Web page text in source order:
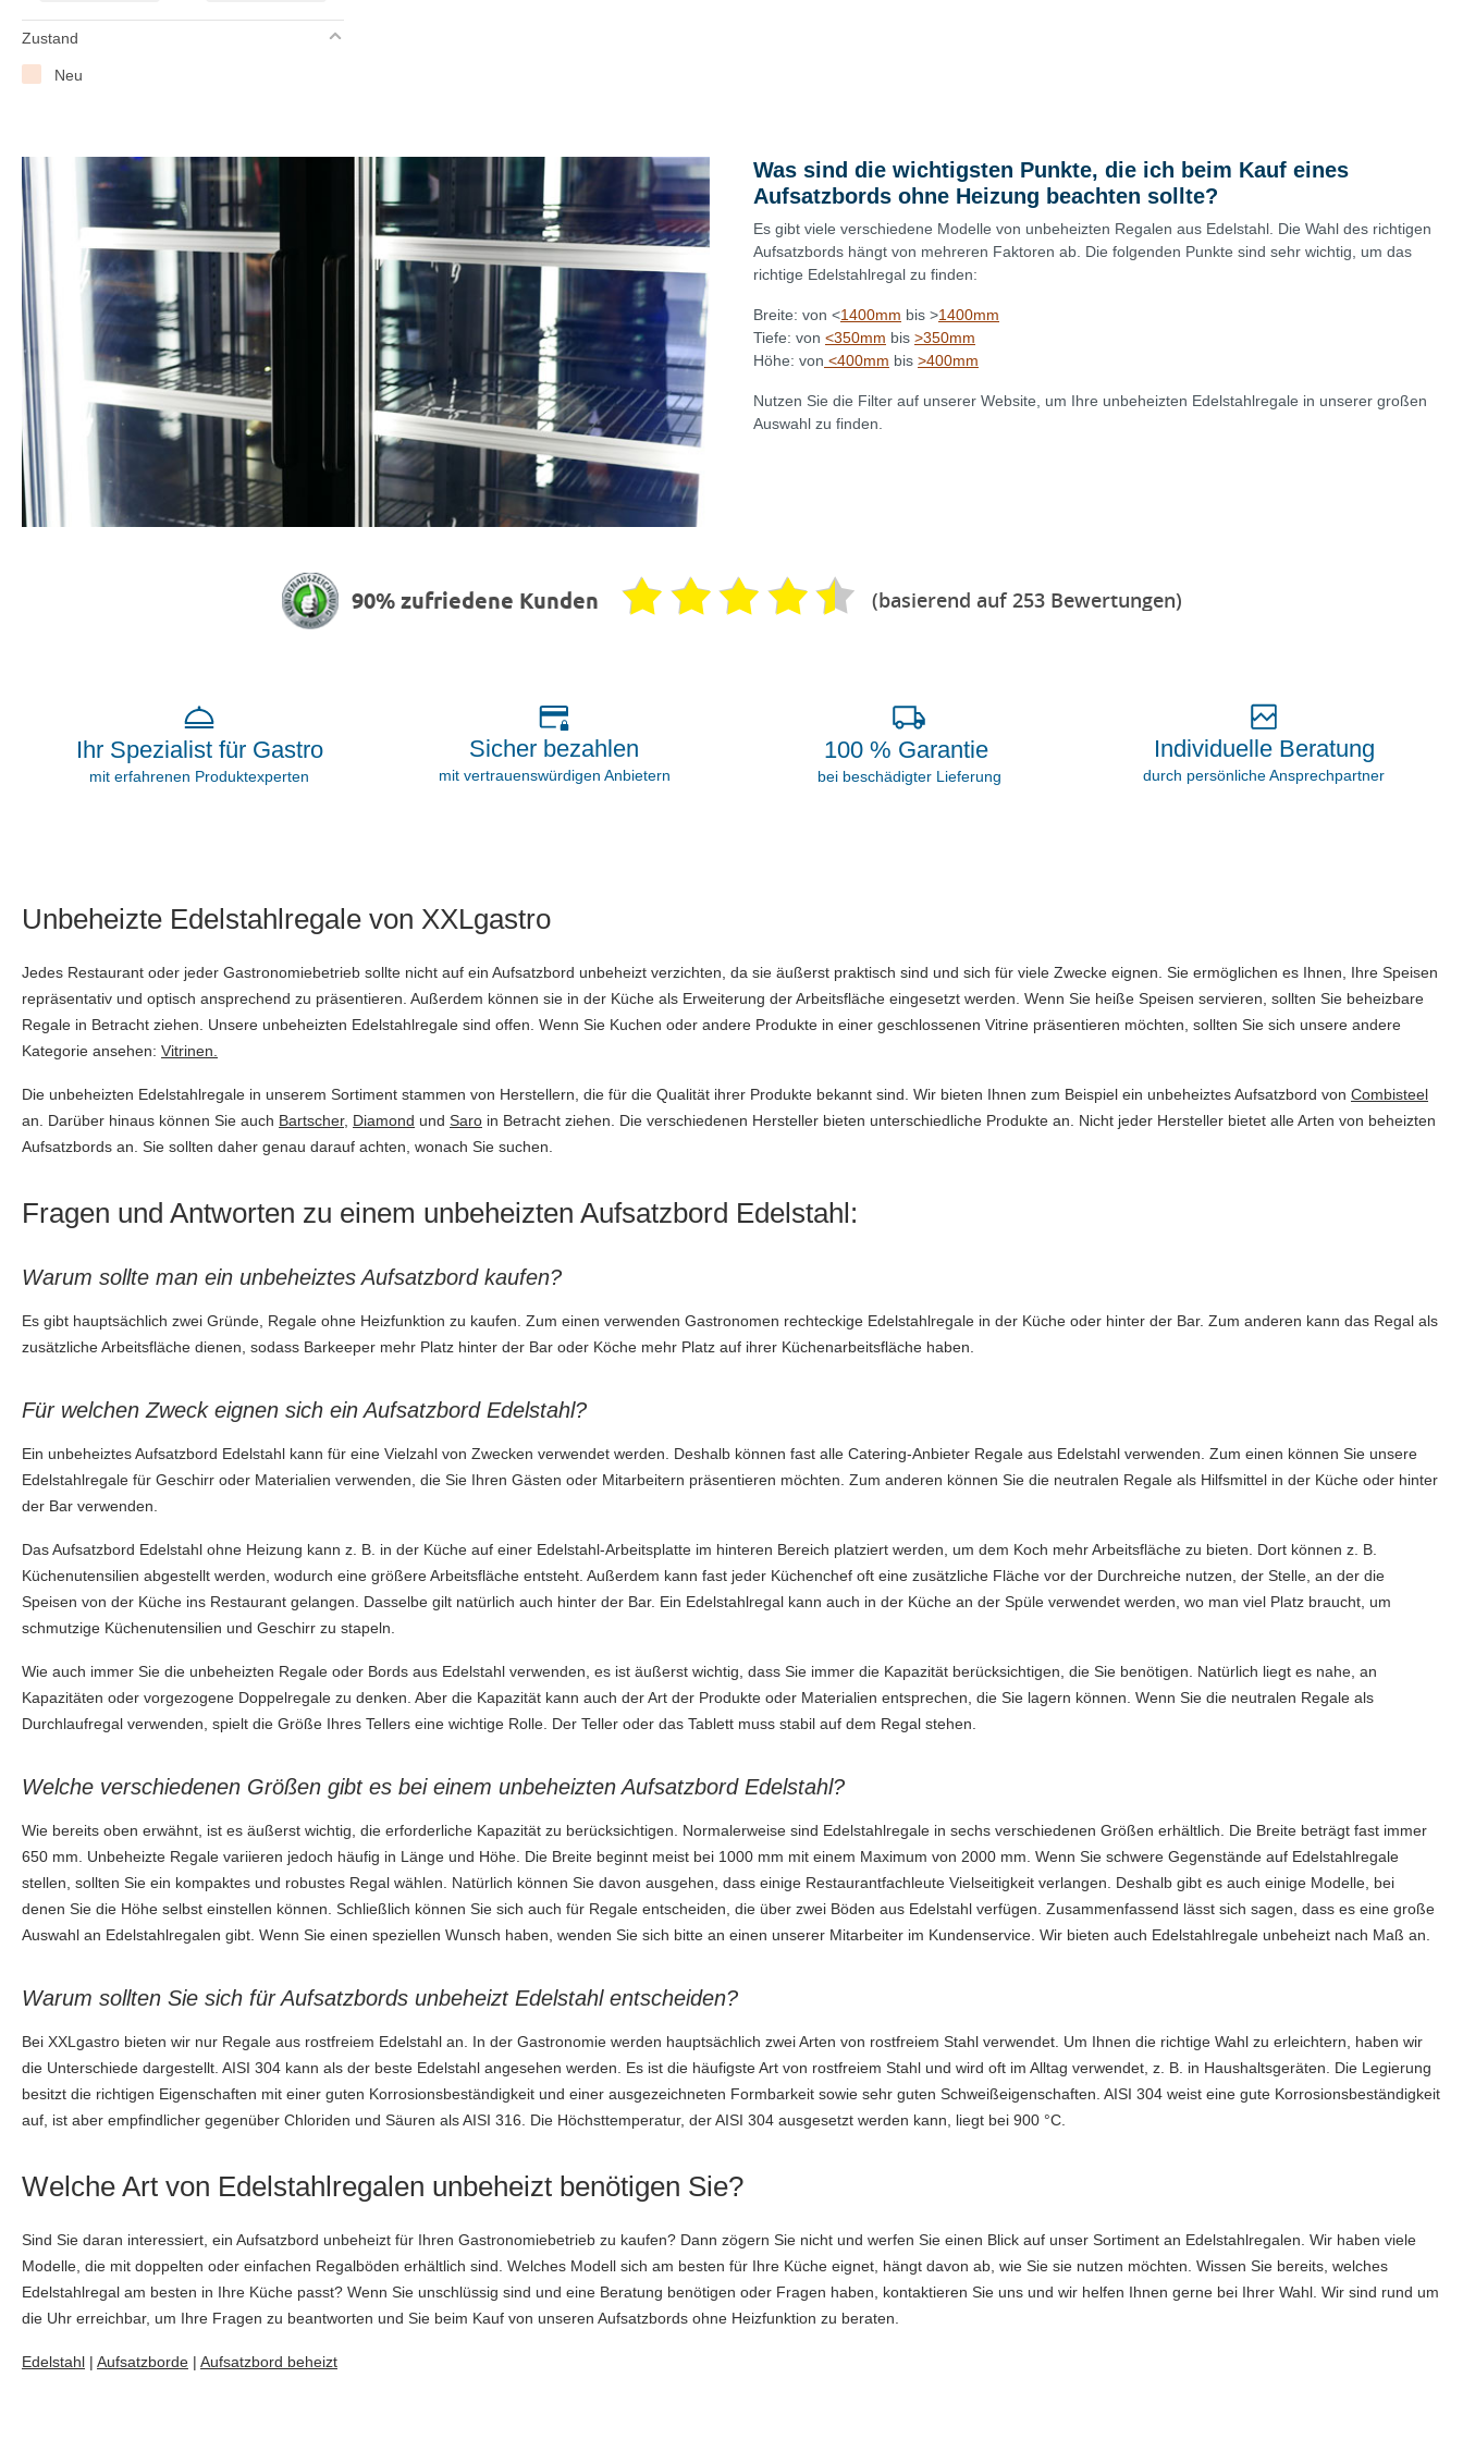
Zustand
Neu
Was sind die wichtigsten Punkte, die ich beim Kauf eines
Aufsatzbords ohne Heizung beachten sollte?
Es gibt viele verschiedene Modelle von unbeheizten Regalen aus Edelstahl. Die Wahl des richtigen
Aufsatzbords hängt von mehreren Faktoren ab. Die folgenden Punkte sind sehr wichtig, um das
richtige Edelstahlregal zu finden:
Breite: von <1400mm bis >1400mm
Tiefe: von <350mm bis >350mm
Höhe: von <400mm bis >400mm
Nutzen Sie die Filter auf unserer Website, um Ihre unbeheizten Edelstahlregale in unserer großen
Auswahl zu finden.
90% zufriedene Kunden (basierend auf 253 Bewertungen)
Ihr Spezialist für Gastro
mit erfahrenen Produktexperten
Sicher bezahlen
mit vertrauenswürdigen Anbietern
100 % Garantie
bei beschädigter Lieferung
Individuelle Beratung
durch persönliche Ansprechpartner
Unbeheizte Edelstahlregale von XXLgastro
Jedes Restaurant oder jeder Gastronomiebetrieb sollte nicht auf ein Aufsatzbord unbeheizt verzichten, da sie äußerst praktisch sind und sich für viele Zwecke eignen. Sie ermöglichen es Ihnen, Ihre Speisen
repräsentativ und optisch ansprechend zu präsentieren. Außerdem können sie in der Küche als Erweiterung der Arbeitsfläche eingesetzt werden. Wenn Sie heiße Speisen servieren, sollten Sie beheizbare
Regale in Betracht ziehen. Unsere unbeheizten Edelstahlregale sind offen. Wenn Sie Kuchen oder andere Produkte in einer geschlossenen Vitrine präsentieren möchten, sollten Sie sich unsere andere
Kategorie ansehen: Vitrinen.
Die unbeheizten Edelstahlregale in unserem Sortiment stammen von Herstellern, die für die Qualität ihrer Produkte bekannt sind. Wir bieten Ihnen zum Beispiel ein unbeheiztes Aufsatzbord von Combisteel
an. Darüber hinaus können Sie auch Bartscher, Diamond und Saro in Betracht ziehen. Die verschiedenen Hersteller bieten unterschiedliche Produkte an. Nicht jeder Hersteller bietet alle Arten von beheizten
Aufsatzbords an. Sie sollten daher genau darauf achten, wonach Sie suchen.
Fragen und Antworten zu einem unbeheizten Aufsatzbord Edelstahl:
Warum sollte man ein unbeheiztes Aufsatzbord kaufen?
Es gibt hauptsächlich zwei Gründe, Regale ohne Heizfunktion zu kaufen. Zum einen verwenden Gastronomen rechteckige Edelstahlregale in der Küche oder hinter der Bar. Zum anderen kann das Regal als
zusätzliche Arbeitsfläche dienen, sodass Barkeeper mehr Platz hinter der Bar oder Köche mehr Platz auf ihrer Küchenarbeitsfläche haben.
Für welchen Zweck eignen sich ein Aufsatzbord Edelstahl?
Ein unbeheiztes Aufsatzbord Edelstahl kann für eine Vielzahl von Zwecken verwendet werden. Deshalb können fast alle Catering-Anbieter Regale aus Edelstahl verwenden. Zum einen können Sie unsere
Edelstahlregale für Geschirr oder Materialien verwenden, die Sie Ihren Gästen oder Mitarbeitern präsentieren möchten. Zum anderen können Sie die neutralen Regale als Hilfsmittel in der Küche oder hinter
der Bar verwenden.
Das Aufsatzbord Edelstahl ohne Heizung kann z. B. in der Küche auf einer Edelstahl-Arbeitsplatte im hinteren Bereich platziert werden, um dem Koch mehr Arbeitsfläche zu bieten. Dort können z. B.
Küchenutensilien abgestellt werden, wodurch eine größere Arbeitsfläche entsteht. Außerdem kann fast jeder Küchenchef oft eine zusätzliche Fläche vor der Durchreiche nutzen, der Stelle, an der die
Speisen von der Küche ins Restaurant gelangen. Dasselbe gilt natürlich auch hinter der Bar. Ein Edelstahlregal kann auch in der Küche an der Spüle verwendet werden, wo man viel Platz braucht, um
schmutzige Küchenutensilien und Geschirr zu stapeln.
Wie auch immer Sie die unbeheizten Regale oder Bords aus Edelstahl verwenden, es ist äußerst wichtig, dass Sie immer die Kapazität berücksichtigen, die Sie benötigen. Natürlich liegt es nahe, an
Kapazitäten oder vorgezogene Doppelregale zu denken. Aber die Kapazität kann auch der Art der Produkte oder Materialien entsprechen, die Sie lagern können. Wenn Sie die neutralen Regale als
Durchlaufregal verwenden, spielt die Größe Ihres Tellers eine wichtige Rolle. Der Teller oder das Tablett muss stabil auf dem Regal stehen.
Welche verschiedenen Größen gibt es bei einem unbeheizten Aufsatzbord Edelstahl?
Wie bereits oben erwähnt, ist es äußerst wichtig, die erforderliche Kapazität zu berücksichtigen. Normalerweise sind Edelstahlregale in sechs verschiedenen Größen erhältlich. Die Breite beträgt fast immer
650 mm. Unbeheizte Regale variieren jedoch häufig in Länge und Höhe. Die Breite beginnt meist bei 1000 mm mit einem Maximum von 2000 mm. Wenn Sie schwere Gegenstände auf Edelstahlregale
stellen, sollten Sie ein kompaktes und robustes Regal wählen. Natürlich können Sie davon ausgehen, dass einige Restaurantfachleute Vielseitigkeit verlangen. Deshalb gibt es auch einige Modelle, bei
denen Sie die Höhe selbst einstellen können. Schließlich können Sie sich auch für Regale entscheiden, die über zwei Böden aus Edelstahl verfügen. Zusammenfassend lässt sich sagen, dass es eine große
Auswahl an Edelstahlregalen gibt. Wenn Sie einen speziellen Wunsch haben, wenden Sie sich bitte an einen unserer Mitarbeiter im Kundenservice. Wir bieten auch Edelstahlregale unbeheizt nach Maß an.
Warum sollten Sie sich für Aufsatzbords unbeheizt Edelstahl entscheiden?
Bei XXLgastro bieten wir nur Regale aus rostfreiem Edelstahl an. In der Gastronomie werden hauptsächlich zwei Arten von rostfreiem Stahl verwendet. Um Ihnen die richtige Wahl zu erleichtern, haben wir
die Unterschiede dargestellt. AISI 304 kann als der beste Edelstahl angesehen werden. Es ist die häufigste Art von rostfreiem Stahl und wird oft im Alltag verwendet, z. B. in Haushaltsgeräten. Die Legierung
besitzt die richtigen Eigenschaften mit einer guten Korrosionsbeständigkeit und einer ausgezeichneten Formbarkeit sowie sehr guten Schweißeigenschaften. AISI 304 weist eine gute Korrosionsbeständigkeit
auf, ist aber empfindlicher gegenüber Chloriden und Säuren als AISI 316. Die Höchsttemperatur, der AISI 304 ausgesetzt werden kann, liegt bei 900 °C.
Welche Art von Edelstahlregalen unbeheizt benötigen Sie?
Sind Sie daran interessiert, ein Aufsatzbord unbeheizt für Ihren Gastronomiebetrieb zu kaufen? Dann zögern Sie nicht und werfen Sie einen Blick auf unser Sortiment an Edelstahlregalen. Wir haben viele
Modelle, die mit doppelten oder einfachen Regalböden erhältlich sind. Welches Modell sich am besten für Ihre Küche eignet, hängt davon ab, wie Sie sie nutzen möchten. Wissen Sie bereits, welches
Edelstahlregal am besten in Ihre Küche passt? Wenn Sie unschlüssig sind und eine Beratung benötigen oder Fragen haben, kontaktieren Sie uns und wir helfen Ihnen gerne bei Ihrer Wahl. Wir sind rund um
die Uhr erreichbar, um Ihre Fragen zu beantworten und Sie beim Kauf von unseren Aufsatzbords ohne Heizfunktion zu beraten.
Edelstahl | Aufsatzborde | Aufsatzbord beheizt